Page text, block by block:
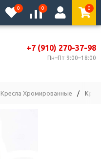
0 0 0
+7 (910) 270-37-98
Пн–Пт 9:00–18:00
Кресла Хромированные /